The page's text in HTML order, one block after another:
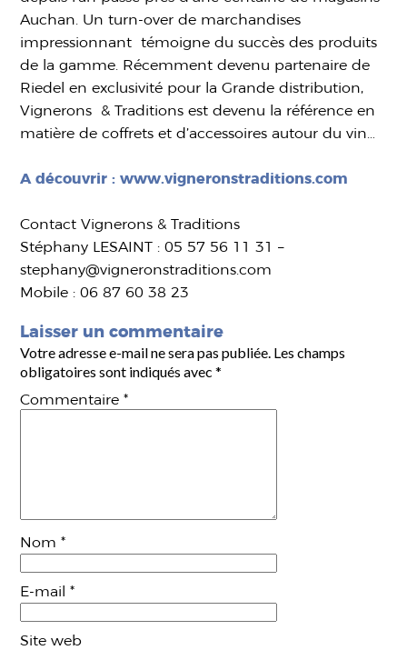
Auchan. Un turn-over de marchandises
impressionnant témoigne du succès des produits
de la gamme. Récemment devenu partenaire de
Riedel en exclusivité pour la Grande distribution,
Vignerons & Traditions est devenu la référence en
matière de coffrets et d’accessoires autour du vin…
A découvrir : www.vigneronstraditions.com
Contact Vignerons & Traditions
Stéphany LESAINT : 05 57 56 11 31 –
stephany@vigneronstraditions.com
Mobile : 06 87 60 38 23
Laisser un commentaire
Votre adresse e-mail ne sera pas publiée. Les champs
obligatoires sont indiqués avec*
Commentaire*
Nom*
E-mail*
Site web